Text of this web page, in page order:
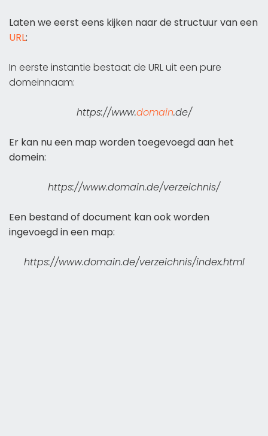
Laten we eerst eens kijken naar de structuur van een
URL:
In eerste instantie bestaat de URL uit een pure
domeinnaam:
https://www.domain.de/
Er kan nu een map worden toegevoegd aan het
domein:
https://www.domain.de/verzeichnis/
Een bestand of document kan ook worden
ingevoegd in een map:
https://www.domain.de/verzeichnis/index.html